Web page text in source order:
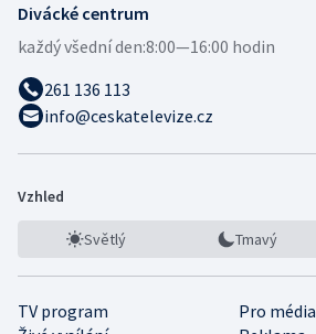
Divácké centrum
každý všední den:8:00—16:00 hodin
261 136 113
info@ceskatelevize.cz
Vzhled
Světlý Tmavý
TV program
Pro média